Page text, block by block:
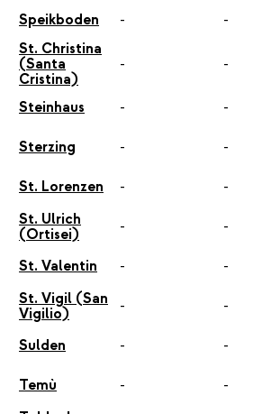
Speikboden - -
St. Christina
(Santa
Cristina)
- -
Steinhaus - -
Sterzing - -
St. Lorenzen - -
St. Ulrich
(Ortisei)
- -
St. Valentin - -
St. Vigil (San
Vigilio)
- -
Sulden - -
Temù - -